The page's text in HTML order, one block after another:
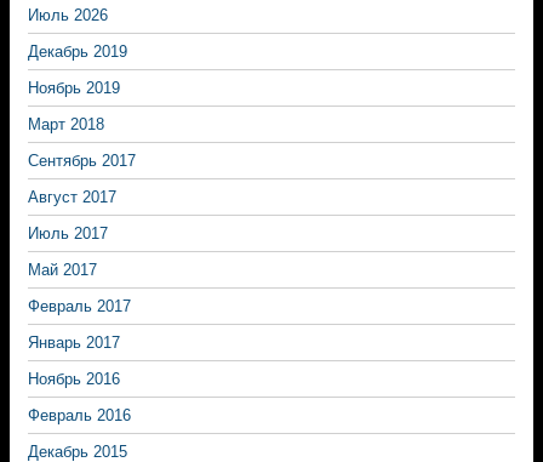
Июль 2026
Декабрь 2019
Ноябрь 2019
Март 2018
Сентябрь 2017
Август 2017
Июль 2017
Май 2017
Февраль 2017
Январь 2017
Ноябрь 2016
Февраль 2016
Декабрь 2015